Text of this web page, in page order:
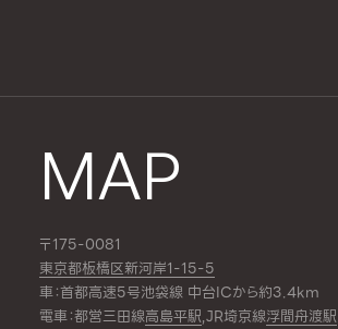
MAP
〒175-0081
東京都板橋区新河岸1-15-5
車：首都高速5号池袋線 中台ICから約3.4km
電車：都営三田線高島平駅,JR埼京線浮間舟渡駅